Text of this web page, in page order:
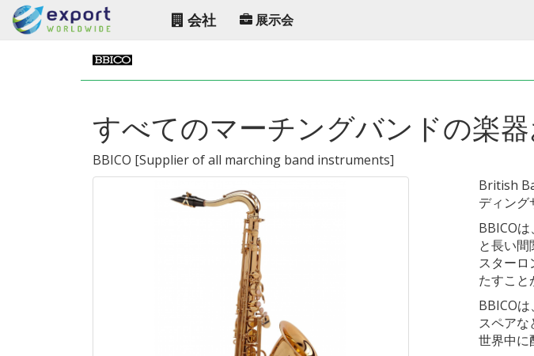
会社 展示会
すべてのマーチングバンドの楽
BBICO [Supplier of all marching band instruments]
British
ディング
BBICO
と長い
スターロ
たすこと
BBICO
スペアな
世界中に